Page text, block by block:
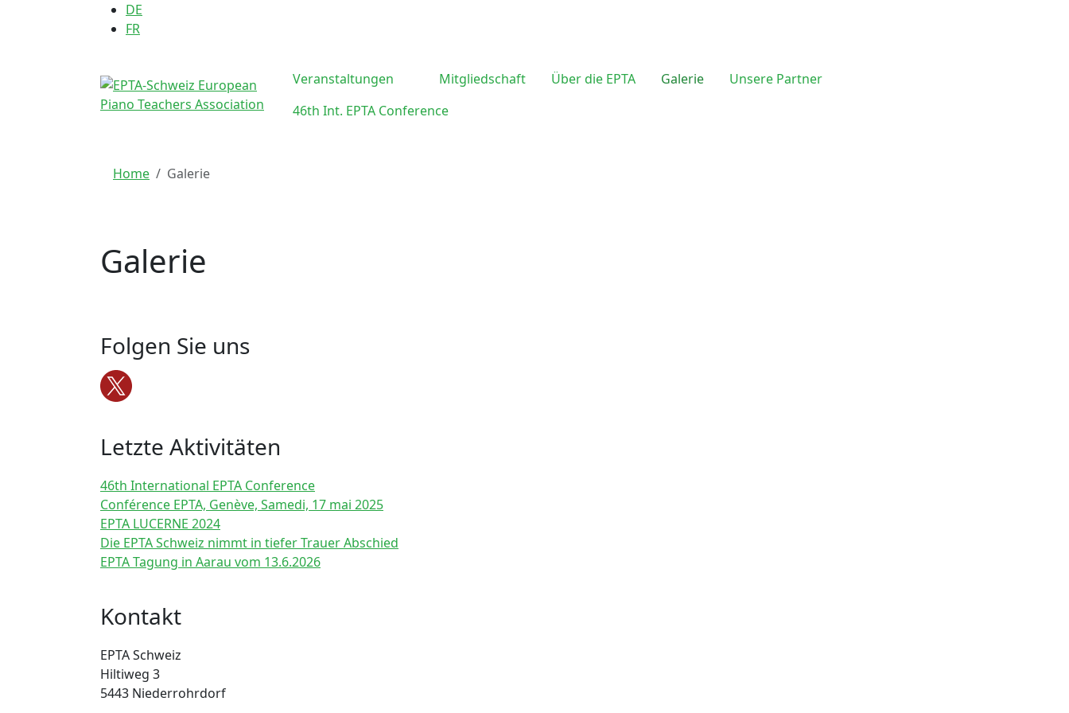
Sprache auswählen
DE
FR
Veranstaltungen Mitgliedschaft Über die EPTA Galerie
Unsere Partner
46th Int. EPTA Conference
Home Galerie
Galerie
Folgen Sie uns
Letzte Aktivitäten
46th International EPTA Conference
Conférence EPTA, Genève, Samedi, 17 mai 2025
EPTA LUCERNE 2024
Die EPTA Schweiz nimmt in tiefer Trauer Abschied
EPTA Tagung in Aarau vom 13.6.2026
Kontakt
EPTA Schweiz
Hiltiweg 3
5443 Niederrohrdorf